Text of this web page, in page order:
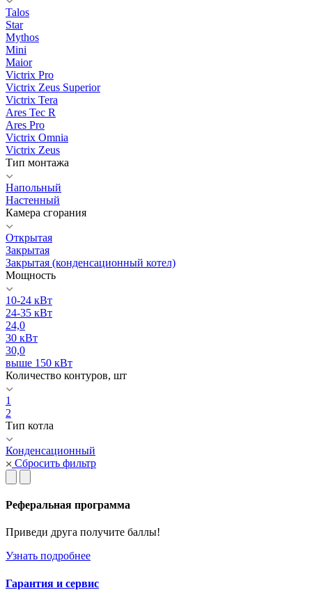
Talos
Star
Mythos
Mini
Maior
Victrix Pro
Victrix Zeus Superior
Victrix Tera
Ares Tec R
Ares Pro
Victrix Omnia
Victrix Zeus
Тип монтажа
Напольный
Настенный
Камера сгорания
Открытая
Закрытая
Закрытая (конденсационный котел)
Мощность
10-24 кВт
24-35 кВт
24,0
30 кВт
30,0
выше 150 кВт
Количество контуров, шт
1
2
Тип котла
Конденсационный
Сбросить фильтр
Реферальная программа
Приведи друга получите баллы!
Узнать подробнее
Гарантия и сервис